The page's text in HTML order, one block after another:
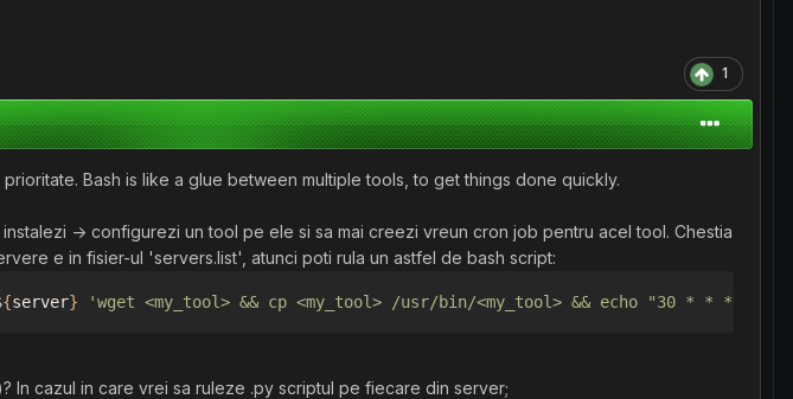
1
Bash is like a glue between multiple tools, to get things done quickly.
-> configurezi un tool pe ele si sa mai creezi vreun cron job pentru acel tool. Chestia
e in fisier-ul 'servers.list', atunci poti rula un astfel de bash script:
{server} 'wget <my_tool> && cp <my_tool> /usr/bin/<my_tool> && echo "30 * * * *
In cazul in care vrei sa ruleze .py scriptul pe fiecare din server;